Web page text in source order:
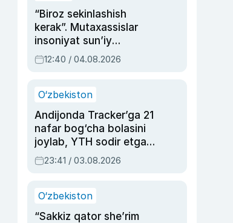
“Biroz sekinlashish
kerak”. Mutaxassislar
insoniyat sun’iy
intellektni boshqara
olmay qolishidan xavotir
12:40 / 04.08.2026
O‘zbekiston
Andijonda Tracker’ga 21
nafar bog‘cha bolasini
joylab, YTH sodir etgan
ayolga sud hukmi o‘qildi
23:41 / 03.08.2026
O‘zbekiston
“Sakkiz qator she’rim